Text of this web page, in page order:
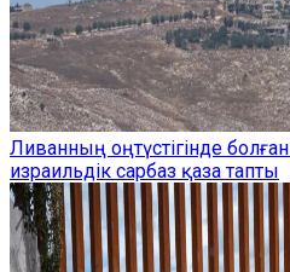
Ливанның оңтүстігінде
израильдік сарбаз қаза тапты